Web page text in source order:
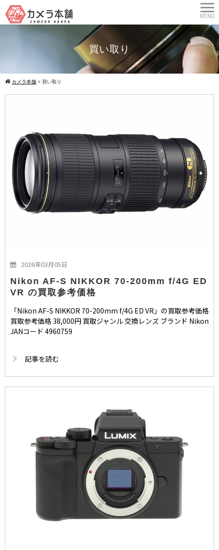
買い取り
カメラ本舗 > 買い取り
2026年03月05日
Nikon AF-S NIKKOR 70-200mm f/4G ED
VR の買取参考価格
「Nikon AF-S NIKKOR 70-200mm f/4G ED VR」の買取参考価格
買取参考価格 38,000円 買取ジャンル 交換レンズ ブランド Nikon
JANコード 4960759
記事を読む